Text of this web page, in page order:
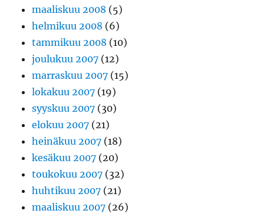
maaliskuu 2008 (5)
helmikuu 2008 (6)
tammikuu 2008 (10)
joulukuu 2007 (12)
marraskuu 2007 (15)
lokakuu 2007 (19)
syyskuu 2007 (30)
elokuu 2007 (21)
heinäkuu 2007 (18)
kesäkuu 2007 (20)
toukokuu 2007 (32)
huhtikuu 2007 (21)
maaliskuu 2007 (26)